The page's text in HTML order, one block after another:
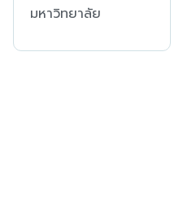
มหาวิทยาลัย